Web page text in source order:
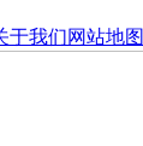
于我们网站地图